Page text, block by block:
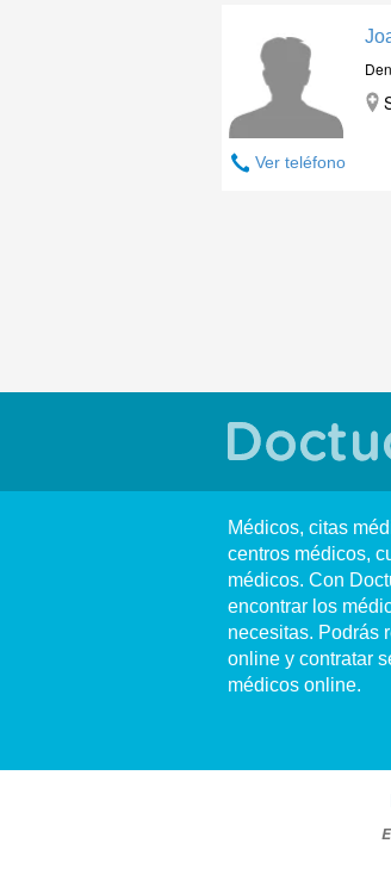
Ver teléfono
Médicos, citas
centros médicos,
médicos. Con
encontrar los
necesitas. Podrás
online y contratar
médicos online.